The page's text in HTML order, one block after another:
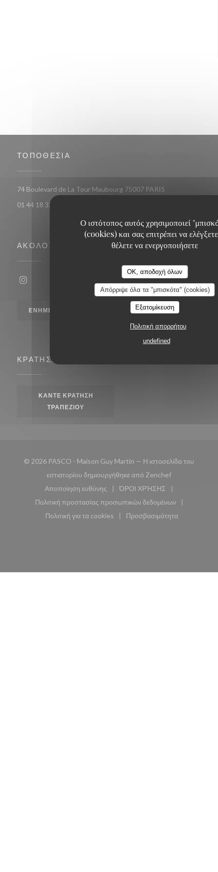
Ο ιστότοπος αυτός χρησιμοποιεί
(cookies) και σας επιτρέπει να ελέγξετε
θέλετε να ενεργοποιήσετε
OK, αποδοχή όλων
Απόρριψε όλα τα "μπισκότα" (cookies)
Εξατομίκευση
Πολιτική απορρήτου
undefined
ΤΟΠΟΘΕΣΊΑ
74 Boulevard de La Tour Maubourg 75007 PARIS
01 44 18 33 26
ΑΚΟΛΟΥΘΉΣΤΕ ΜΑΣ
Instagram ((ανοίγει σε νέο παράθυρο))
ΕΝΗΜΕΡΩΤΙΚΌ ΔΕΛΤΊΟ
ΚΡΆΤΗΣΗ
ΚΆΝΤΕ ΚΡΆΤΗΣΗ
ΤΡΑΠΕΖΙΟΎ
© 2026 PASCO - Maison Guy Martin — Η ιστοσελίδα του
εστιατορίου δημιουργήθηκε από Zenchef((ανοίγει σε
Αποποίηση ευθύνης
((ανοίγει σε νέο παράθυρο))
ΌΡΟΙ ΧΡΉΣΗΣ
((ανοίγει σε νέο
Πολιτική προστασίας προσωπικών δεδομένων
((ανοίγει σε νέο παράθυρο))
Πολιτική για τα cookies
((ανοίγει σε νέο παράθυρο))
Προσβασιμότητα
((ανοίγει σε νέο